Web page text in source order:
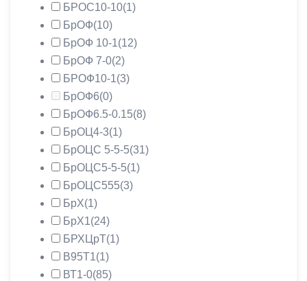
БРОС10-10(1)
БрОФ(10)
БрОФ 10-1(12)
БрОФ 7-0(2)
БРОФ10-1(3)
БрОФ6(0)
БрОФ6.5-0.15(8)
БрОЦ4-3(1)
БрОЦС 5-5-5(31)
БрОЦС5-5-5(1)
БрОЦС555(3)
БрХ(1)
БрХ1(24)
БРХЦрТ(1)
В95Т1(1)
ВТ1-0(85)